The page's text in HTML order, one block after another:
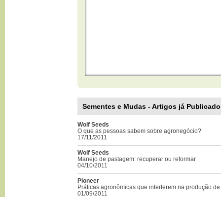
Sementes e Mudas - Artigos já
Wolf Seeds
O que as pessoas sabem sobre agronegócio?
17/11/2011
Wolf Seeds
Manejo de pastagem: recuperar ou reformar
04/10/2011
Pioneer
Práticas agronômicas que interferem na produção
01/09/2011